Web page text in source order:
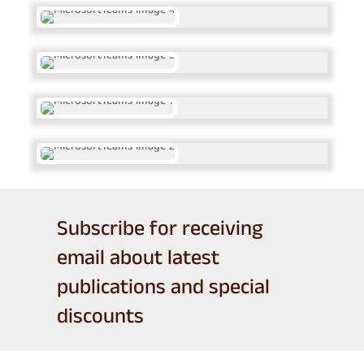
Subscribe for receiving
email about latest
publications and special
discounts